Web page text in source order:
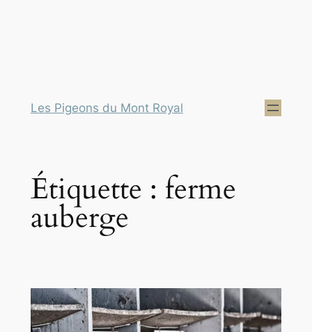
Les Pigeons du Mont Royal
Étiquette : ferme
auberge